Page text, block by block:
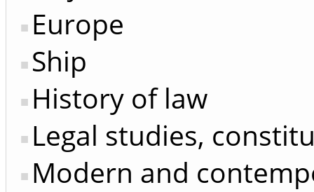
Europe
Ship
History of law
Legal studies,
Modern and